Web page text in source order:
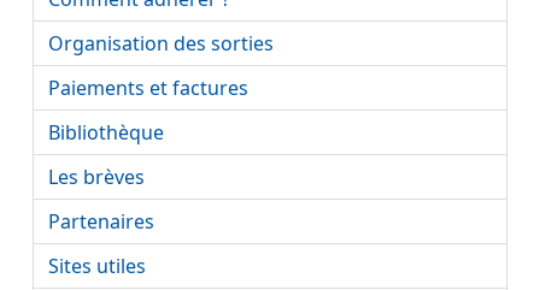
Organisation des sorties
Paiements et factures
Bibliothèque
Les brèves
Partenaires
Sites utiles